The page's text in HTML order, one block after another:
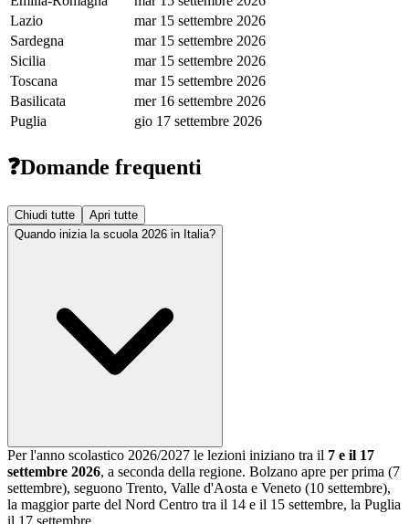
Lazio
mar 15 settembre 2026
Sardegna
mar 15 settembre 2026
Sicilia
mar 15 settembre 2026
Toscana
mar 15 settembre 2026
Basilicata
mer 16 settembre 2026
Puglia
gio 17 settembre 2026
❓Domande frequenti
Chiudi tutte
Apri tutte
Quando inizia la scuola 2026 in Italia?
Per l'anno scolastico 2026/2027 le lezioni iniziano tra il 7 e il 17
settembre 2026, a seconda della regione. Bolzano apre per prima (7
settembre), seguono Trento, Valle d'Aosta e Veneto (10 settembre),
la maggior parte del Nord Centro tra il 14 e il 15 settembre, la Puglia